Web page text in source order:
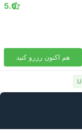
5.0
هم اکنون رزرو کنید